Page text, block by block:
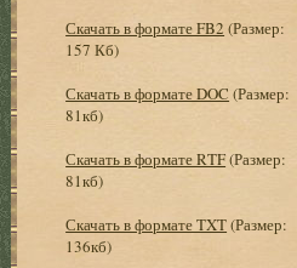
Скачать в формате FB2 (Размер:
157 Кб)
Скачать в формате DOC (Размер:
81кб)
Скачать в формате RTF(Размер:
81кб)
Скачать в формате TXT(Размер:
136кб)